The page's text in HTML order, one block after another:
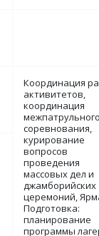
Координация
активитетов,
координация
межпатрульного
соревнования,
курирование
вопросов
проведения
массовых дел и
джамборийских
церемоний,
Подготовка:
планирование
программы